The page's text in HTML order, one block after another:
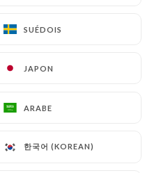
SUÉDOIS
JAPON
ARABE
한국어 (KOREAN)
SUÉDOIS
JAPON
ARABE
한국어 (KOREAN)